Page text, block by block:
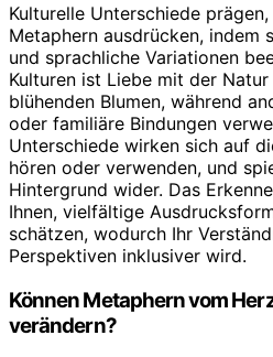
Kulturelle Unterschiede
Metaphern ausdrücken, indem
und sprachliche Variationen
Kulturen ist Liebe mit der
blühenden Blumen, während
oder familiäre Bindungen
Unterschiede wirken sich auf
hören oder verwenden, und
Hintergrund wider. Das
Ihnen, vielfältige
schätzen, wodurch Ihr
Perspektiven inklusiver wird.
Können Metaphern vom
verändern?